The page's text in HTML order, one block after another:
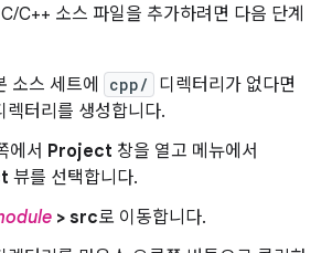
C++ 소스 파일을 추가하려면 다음 단계
소스 세트에
cpp/
디렉터리가 없다면
렉터리를 생성합니다.
에서 Project 창을 열고 메뉴에서
뷰를 선택합니다.
> src로 이동합니다.